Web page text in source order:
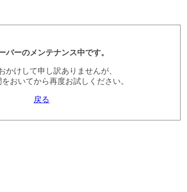
バーのメンテナンス中です。
かけして申し訳ありませんが、
おいてから再度お試しください。
戻る